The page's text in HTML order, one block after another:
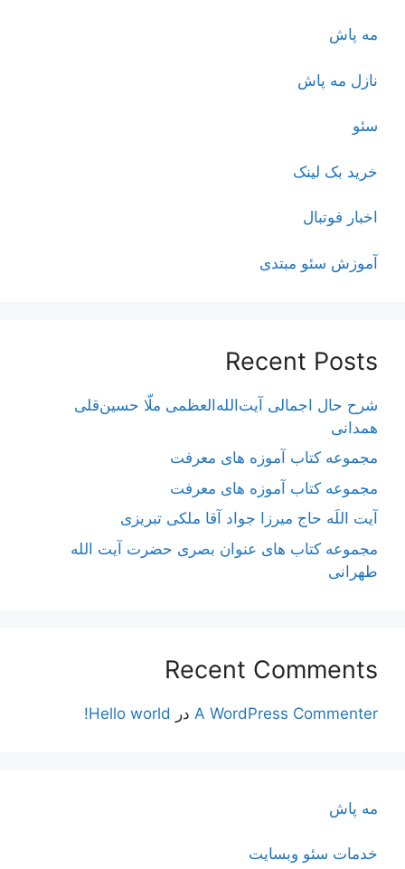
مه پاش
نازل مه پاش
سئو
خرید بک لینک
اخبار فوتبال
آموزش سئو مبتدی
Recent Posts
شرح حال اجمالی آیت‌الله‌العظمی ملّا حسین‌قلی
همدانی
مجموعه کتاب آموزه های معرفت
مجموعه کتاب آموزه های معرفت
آیت اللَه حاج میرزا جواد آقا ملکی تبریزی
مجموعه کتاب های عنوان بصری حضرت آیت الله
طهرانی
Recent Comments
A WordPress Commenter در Hello world!
مه پاش
خدمات سئو وبسایت